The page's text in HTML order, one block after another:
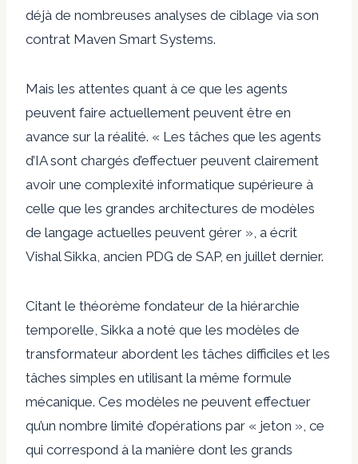
déjà de nombreuses analyses de ciblage via son
contrat Maven Smart Systems.
Mais les attentes quant à ce que les agents
peuvent faire actuellement peuvent être en
avance sur la réalité. « Les tâches que les agents
d’IA sont chargés d’effectuer peuvent clairement
avoir une complexité informatique supérieure à
celle que les grandes architectures de modèles
de langage actuelles peuvent gérer », a écrit
Vishal Sikka, ancien PDG de SAP, en juillet dernier.
Citant le théorème fondateur de la hiérarchie
temporelle, Sikka a noté que les modèles de
transformateur abordent les tâches difficiles et les
tâches simples en utilisant la même formule
mécanique. Ces modèles ne peuvent effectuer
qu’un nombre limité d’opérations par « jeton », ce
qui correspond à la manière dont les grands